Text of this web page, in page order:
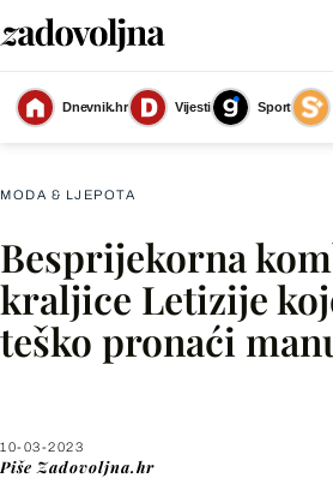
Dnevnik.hr Vijesti Sport
MODA & LJEPOTA
Besprijekorna
kraljice Letizije
teško pronaći
10-03-2023
Piše Zadovoljna.hr
Facebook
X